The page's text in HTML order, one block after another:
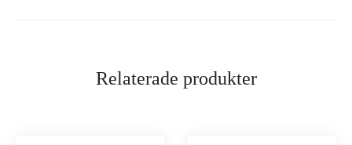
Relaterade produkter